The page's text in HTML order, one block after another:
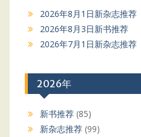
2026年8月1日新杂志推荐
2026年8月3日新书推荐
2026年7月1日新杂志推荐
2026年
新书推荐(85)
新杂志推荐(99)